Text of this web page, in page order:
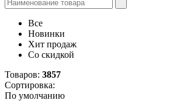
Все
Новинки
Хит продаж
Со скидкой
Товаров: 3857
Сортировка:
По умолчанию